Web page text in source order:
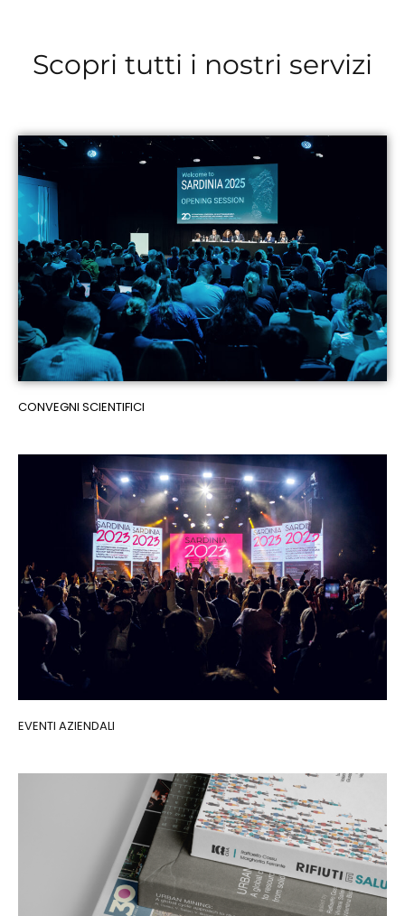
Scopri tutti i nostri servizi
CONVEGNI SCIENTIFICI
EVENTI AZIENDALI